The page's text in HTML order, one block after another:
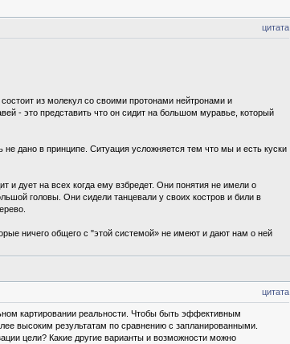
цитата
из молекул со своими протонами нейтронами и
- это представить что он сидит на большом муравье, который
дано в принципе. Ситуация усложняется тем что мы и есть куски
и дует на всех когда ему взбредет. Они понятия не имели о
головы. Они сидели танцевали у своих костров и били в
ничего общего с "этой системой» не имеют и дают нам о ней
цитата
картировании реальности. Чтобы быть эффективным
высоким результатам по сравнению с запланированными.
цели? Какие другие варианты и возможности можно